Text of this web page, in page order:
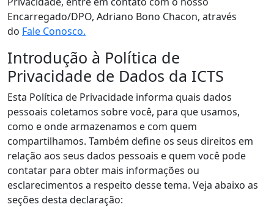
Encarregado/DPO, Adriano Bono Chacon, através
do Fale Conosco.
Introdução à Política de
Privacidade de Dados da ICTS
Esta Política de Privacidade informa quais dados
pessoais coletamos sobre você, para que usamos,
como e onde armazenamos e com quem
compartilhamos. Também define os seus direitos em
relação aos seus dados pessoais e quem você pode
contatar para obter mais informações ou
esclarecimentos a respeito desse tema. Veja abaixo as
seções desta declaração: